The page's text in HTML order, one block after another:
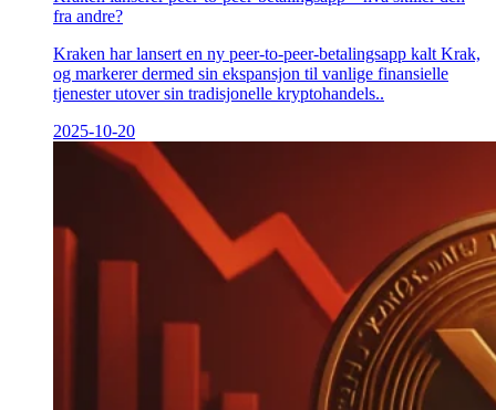
fra andre?
Kraken har lansert en ny peer-to-peer-betalingsapp kalt Krak,
og markerer dermed sin ekspansjon til vanlige finansielle
tjenester utover sin tradisjonelle kryptohandels..
2025-10-20